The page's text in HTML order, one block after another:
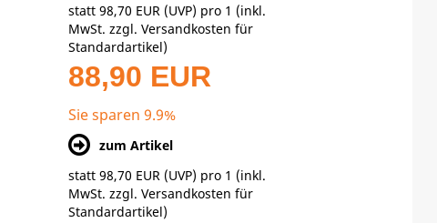
statt98,70 EUR (UVP) pro 1 (inkl.
MwSt. zzgl.Versandkosten für
Standardartikel)
88,90 EUR
Sie sparen 9.9%
zum Artikel
statt98,70 EUR (UVP) pro 1 (inkl.
MwSt. zzgl.Versandkosten für
Standardartikel)